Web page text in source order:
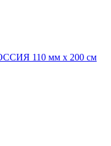
110 мм х 200 см